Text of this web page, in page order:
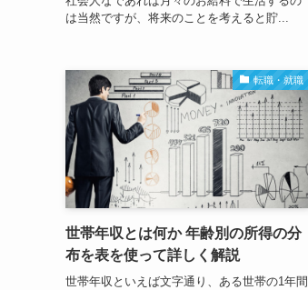
は当然ですが、将来のことを考えると貯...
転職・就職
世帯年収とは何か 年齢別の所得の分
布を表を使って詳しく解説
世帯年収といえば文字通り、ある世帯の1年間